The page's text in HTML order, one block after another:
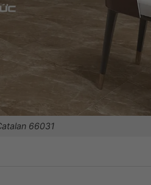
66031